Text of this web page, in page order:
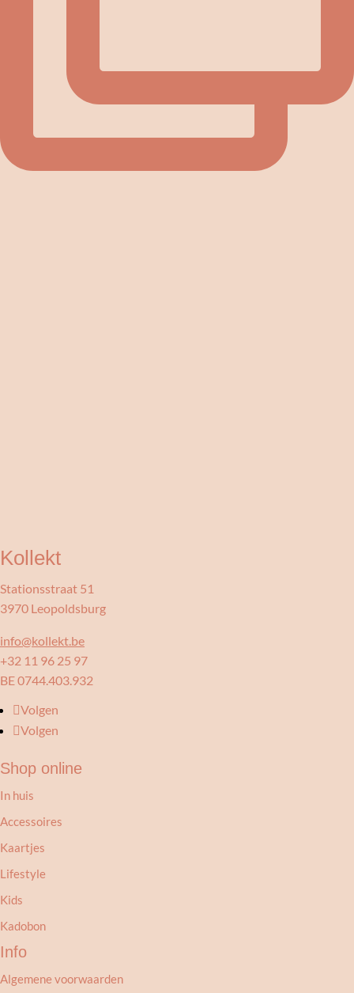
Kollekt
Stationsstraat 51
3970 Leopoldsburg
info@kollekt.be
+32 11 96 25 97
BE 0744.403.932
Volgen
Volgen
Shop online
In huis
Accessoires
Kaartjes
Lifestyle
Kids
Kadobon
Info
Algemene voorwaarden